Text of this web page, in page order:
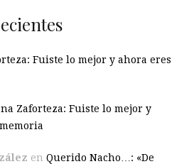
Fuiste lo mejor y ahora eres
Zaforteza: Fuiste lo mejor y
en Querido Nacho…: «De